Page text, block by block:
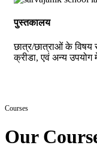
पुस्तकालय
छात्र/छात्राओं के विषय
क्रीडा, एवं अन्य उपयोग
Courses
Our